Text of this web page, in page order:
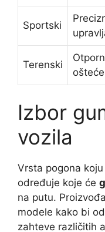
Sportski
Terenski
Izbor
vozila
Vrsta pogona
određuje koje će
na putu.
modele kako bi
zahteve različitih